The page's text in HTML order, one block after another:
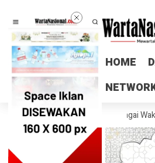
HOME
HOME
Tak Ingin Maju sebagai Wakil Bupati